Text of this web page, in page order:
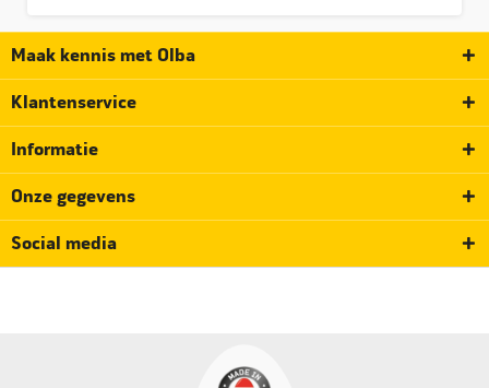
Maak kennis met Olba
Klantenservice
Informatie
Onze gegevens
Social media